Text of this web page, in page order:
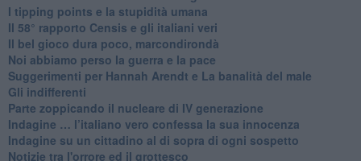
I tipping points e la stupidità umana
​Il 58° rapporto Censis e gli italiani veri
​Il bel gioco dura poco, marcondirondà
Noi abbiamo perso la guerra e la pace
Suggerimenti per Hannah Arendt e La banalità del male
​Gli indifferenti
Parte zoppicando il nucleare di IV generazione
​Indagine … l’italiano vero confessa la sua innocenza
Indagine su un cittadino al di sopra di ogni sospetto
Notizie tra l'orrore ed il grottesco